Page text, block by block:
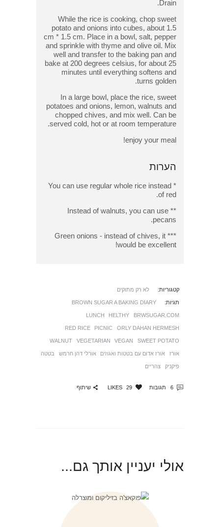
Drain.
While the rice is cooking, chop sweet
potato and onions into cubes, about 1.5
cm * 1.5 cm. Place in a bowl, salt, pepper
and sprinkle with thyme and olive oil. Mix
well and transfer to the baking pan and
bake at 200 degrees celsius, for about 25
minutes until everything softens and
turns golden.
In a large bowl, place the rice, sweet
potatoes and onions, lemon, walnuts and
chopped chives, and mix well. Can be
served cold, hot or at room temperature.
enjoy your meal!
הערות
* You can use regular whole rice instead
of red.
** Instead of walnuts, you can use
pecans.
*** Green onions - instead of chives, it
would be excellent!
קטגוריות: לא רק מתוקים
תגיות: BROWN SUGAR A BAKING DIARY
BRWSUGAR.COM
HELTHY
LUNCH
ORLY DAHAN HERMESH
PICNIC
RED RICE
SWEET POTATO
VEGAN
VEGETARIAN
WALNUT
אורז אורז אדום עם בטטות ואגוזים אורלי דהן חרמש בטטה
פיקניק צהריים
6 תגובות 29
LIKES שיתוף
אולי יעניין אותך גם...